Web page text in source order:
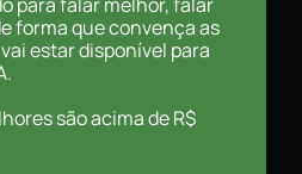
forma que convença as
estar disponível para
são acima de R$